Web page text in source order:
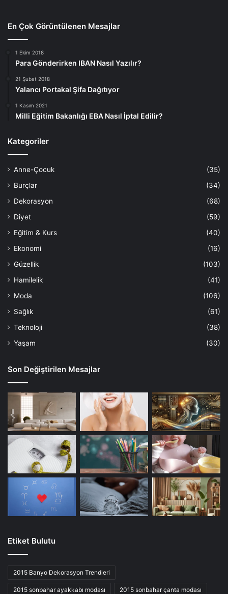
En Çok Görüntülenen Mesajlar
1 Ekim 2018
Para Gönderirken IBAN Nasıl Yazılır?
21 Şubat 2018
Yalancı Portakal Şifa Dağıtıyor
1 Kasım 2021
Milli Eğitim Bakanlığı EBA Nasıl İptal Edilir?
Kategoriler
Anne-Çocuk
(35)
Burçlar
(34)
Dekorasyon
(68)
Diyet
(59)
Eğitim & Kurs
(40)
Ekonomi
(16)
Güzellik
(103)
Hamilelik
(41)
Moda
(106)
Sağlık
(61)
Teknoloji
(38)
Yaşam
(30)
Son Değiştirilen Mesajlar
Etiket Bulutu
2015 Banyo Dekorasyon Trendleri
2015 sonbahar ayakkabı modası 2015 sonbahar çanta modası